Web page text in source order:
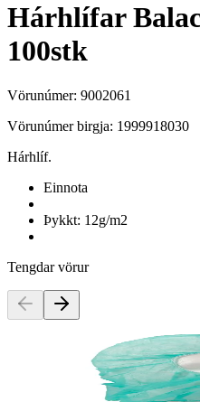
Hárhlífar
100stk
Vörunúmer: 9002061
Vörunúmer birgja: 1999918030
Hárhlíf.
Einnota
Þykkt: 12g/m2
Tengdar vörur
Hárhlífar Balaclava